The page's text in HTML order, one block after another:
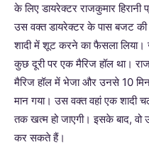
के लिए डायरेक्टर राजकुमार
उस वक्त डायरेक्टर के पास बजट
शादी में शूट करने का फैसला लिया।
कुछ दूरी पर एक मैरिज हॉल था।
मैरिज हॉल में भेजा और उनसे 10
मान गया। उस वक्त वहां एक शादी
तक खत्म हो जाएगी। इसके बाद,
कर सकते हैं।